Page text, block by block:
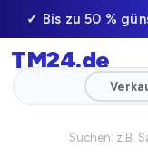
✓ Bis zu 50 %
✓
TM24.de